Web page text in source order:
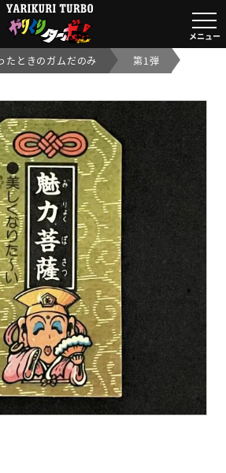
【ビックリマンシール実店舗買取
メニュー
たときのガムだのみ 第1弾